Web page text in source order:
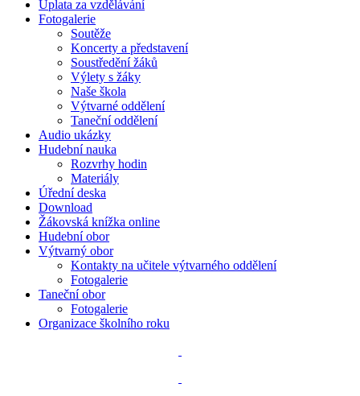
Úplata za vzdělávání
Fotogalerie
Soutěže
Koncerty a představení
Soustředění žáků
Výlety s žáky
Naše škola
Výtvarné oddělení
Taneční oddělení
Audio ukázky
Hudební nauka
Rozvrhy hodin
Materiály
Úřední deska
Download
Žákovská knížka online
Hudební obor
Výtvarný obor
Kontakty na učitele výtvarného oddělení
Fotogalerie
Taneční obor
Fotogalerie
Organizace školního roku